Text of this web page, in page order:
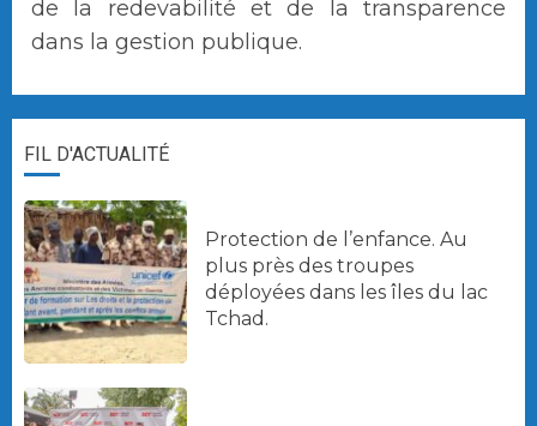
de la redevabilité et de la transparence
dans la gestion publique.
FIL D'ACTUALITÉ
Protection de l’enfance. Au
plus près des troupes
déployées dans les îles du lac
Tchad.